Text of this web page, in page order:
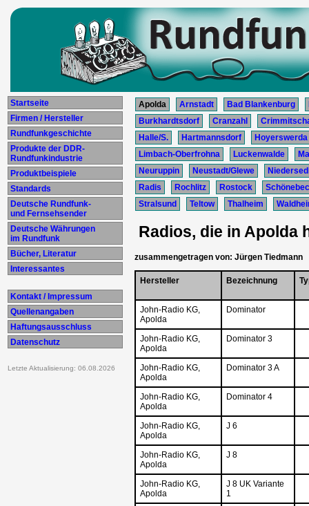
Startseite
Firmen / Hersteller
Rundfunkgeschichte
Produkte der DDR-
Rundfunkindustrie
Produktbeispiele
Standards
Deutsche Rundfunk-
und Fernsehsender
Deutsche Währungen
im Rundfunk
Bücher, Literatur
Interessantes
Kontakt / Impressum
Quellenangaben
Haftungsausschluss
Datenschutz
Letzte Aktualisierung: 06.08.2026
Apolda Arnstadt Bad Blankenburg
Burkhardtsdorf
Cranzahl
Halle/S.
Hartmannsdorf
Hoyerswerda
Limbach-Oberfrohna
Luckenwalde
Neuruppin
Neustadt/Glewe
Radis
Rochlitz Rostock
Stralsund
Teltow Thalheim
Radios, die in Apolda
zusammengetragen von: Jürgen Tiedmann
Hersteller Bezeichnung
John-Radio KG,
Apolda
Dominator
John-Radio KG,
Apolda
Dominator 3
John-Radio KG,
Apolda
Dominator 3 A
John-Radio KG,
Apolda
Dominator 4
John-Radio KG,
Apolda
J 6
John-Radio KG,
Apolda
J 8
John-Radio KG,
Apolda
J 8 UK Variante
1